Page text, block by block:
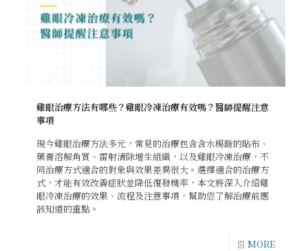
雞眼治療方法有哪些？雞眼冷凍治療有效嗎？醫師提醒注意
事項
現今雞眼治療方法多元，常見的治療包含含水楊酸的貼布、
藥膏溶解角質、雷射清除增生組織，以及雞眼冷凍治療，不
同治療方式適合的對象與效果差異很大。選擇適合的治療方
式，才能有效改善症狀並降低復發機率，本文將深入介紹雞
眼冷凍治療的效果、流程及注意事項，幫助您了解治療前應
該知道的重點。
MORE